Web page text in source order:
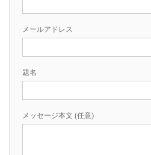
メールアドレス
題名
メッセージ本文 (任意)